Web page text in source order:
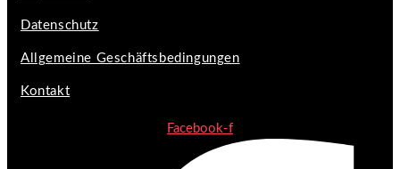
Datenschutz
Allgemeine Geschäftsbedingungen
Kontakt
Facebook-f